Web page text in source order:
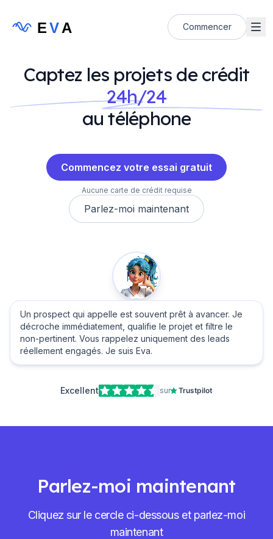
EVA Commencer
Captez les projets de crédit
24h/24
au téléphone
Commencez votre essai gratuit
Aucune carte de crédit requise
Parlez-moi maintenant
Un prospect qui appelle est souvent prêt à avancer. Je
décroche immédiatement, qualifie le projet et filtre le
non-pertinent. Vous rappelez uniquement des leads
réellement engagés. Je suis Eva.
Excellent sur Trustpilot
Parlez-moi maintenant
Cliquez sur le cercle ci-dessous et parlez-moi
maintenant